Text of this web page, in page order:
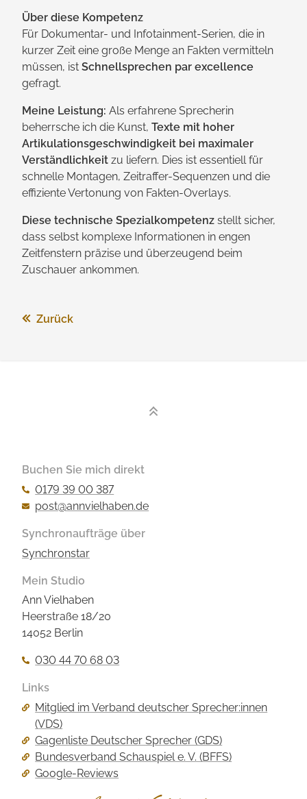
Über diese Kompetenz
Für Dokumentar- und Infotainment-Serien, die in
kurzer Zeit eine große Menge an Fakten vermitteln
müssen, ist Schnell­sprechen par excellence
gefragt.
Meine Leistung: Als erfahrene Sprecherin
beherrsche ich die Kunst, Texte mit hoher
Artikulations­geschwindigkeit bei maximaler
Verständlich­keit zu liefern. Dies ist essentiell für
schnelle Montagen, Zeitraffer-Sequenzen und die
effiziente Vertonung von Fakten-Overlays.
Diese technische Spezial­kompetenz stellt sicher,
dass selbst komplexe Informationen in engen
Zeitfenstern präzise und überzeugend beim
Zuschauer ankommen.
Zurück
Buchen Sie mich direkt
0179 39 00 387
post@annvielhaben.de
Synchronaufträge über
Synchronstar
Mein Studio
Ann Vielhaben
Heerstraße 18/20
14052 Berlin
030 44 70 68 03
Links
Navigation
überspringen
Mitglied im Verband deutscher Sprecher:innen
(VDS)
Gagenliste Deutscher Sprecher (GDS)
Bundesverband Schauspiel e. V. (BFFS)
Google-Reviews